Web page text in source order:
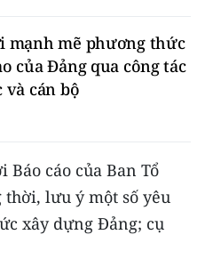
mạnh mẽ phương thức
của Đảng qua công tác
và cán bộ
Báo cáo của Ban Tổ
lưu ý một số yêu
xây dựng Đảng; cụ